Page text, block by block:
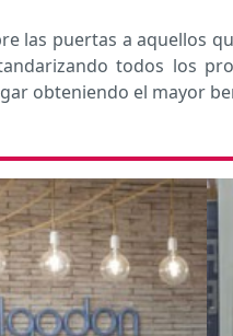
las puertas a aquellos
todos los
obteniendo el mayor